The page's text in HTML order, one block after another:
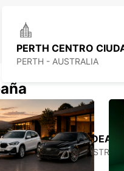
PERTH CENTRO
PERTH - AUSTRALIA
PERTH BASSENDEAN
BASSENDEAN - AUSTRALIA